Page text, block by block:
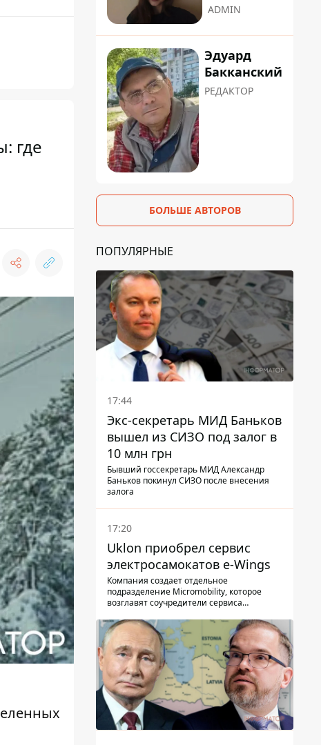
где
ADMIN
Эдуард
Бакканский
РЕДАКТОР
БОЛЬШЕ АВТОРОВ
ПОПУЛЯРНЫЕ
17:44
Экс-секретарь МИД Баньков
вышел из СИЗО под залог в
10 млн грн
Бывший госсекретарь МИД Александр
Баньков покинул СИЗО после внесения
залога
17:20
Uklon приобрел сервис
электросамокатов e-Wings
Компания создает отдельное
подразделение Micromobility, которое
возглавят соучредители сервиса